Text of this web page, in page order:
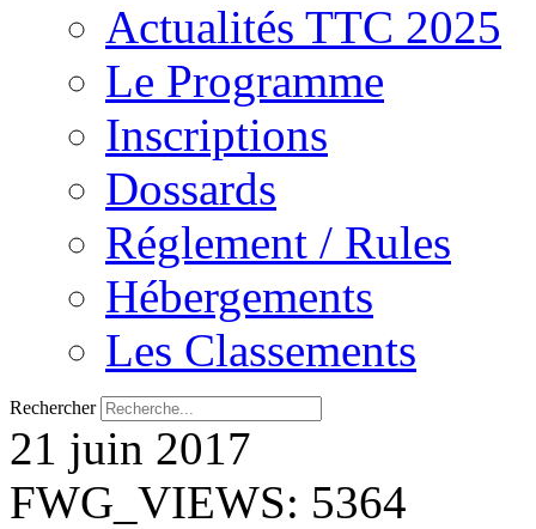
Actualités TTC 2025
Le Programme
Inscriptions
Dossards
Réglement / Rules
Hébergements
Les Classements
Rechercher
21 juin 2017
FWG_VIEWS: 5364